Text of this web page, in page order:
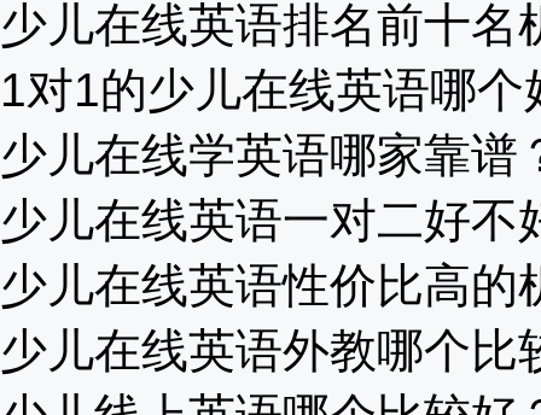
少儿在线英语排名前十名
1对1的少儿在线英语哪个
少儿在线学英语哪家靠谱
少儿在线英语一对二好不
少儿在线英语性价比高的
少儿在线英语外教哪个比